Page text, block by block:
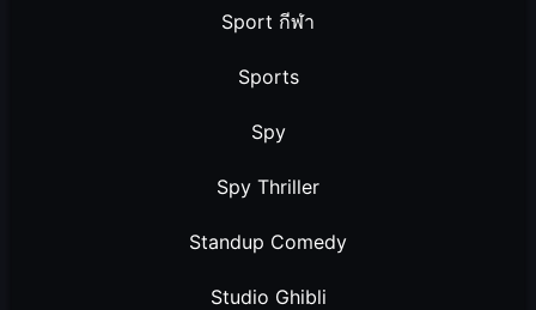
Sport กีฬา
Sports
Spy
Spy Thriller
Standup Comedy
Studio Ghibli